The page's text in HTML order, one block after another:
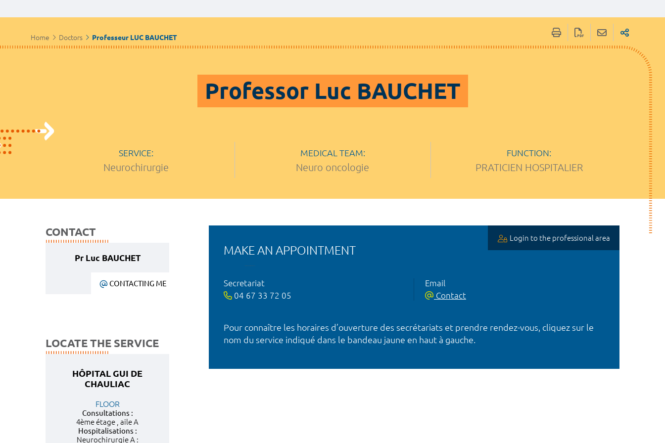
Home Doctors Professeur LUC BAUCHET
Professor Luc BAUCHET
SERVICE:
Neurochirurgie
MEDICAL TEAM:
Neuro oncologie
FUNCTION:
PRATICIEN HOSPITALIER
CONTACT
Pr Luc BAUCHET
CONTACTING ME
LOCATE THE SERVICE
HÔPITAL GUI DE
CHAULIAC
FLOOR
Consultations :
4ème étage , aile A
Hospitalisations :
Neurochirurgie A :
MAKE AN APPOINTMENT
Login to the professional area
Secretariat
04 67 33 72 05
Email
Contact
Pour connaître les horaires d’ouverture des secrétariats et prendre rendez-vous, cliquez sur le
nom du service indiqué dans le bandeau jaune en haut à gauche.